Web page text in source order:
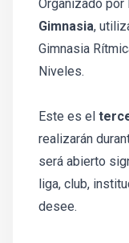
Organizado por
Gimnasia,
Gimnasia
Niveles.
Este es el
realizarán
será abierto
liga, club,
desee.